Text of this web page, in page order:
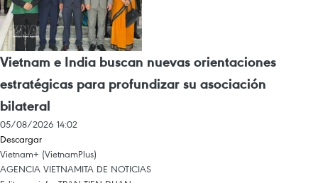
Vietnam e India buscan nuevas orientaciones
estratégicas para profundizar su asociación
bilateral
05/08/2026 14:02
Descargar
Vietnam+ (VietnamPlus)
AGENCIA VIETNAMITA DE NOTICIAS